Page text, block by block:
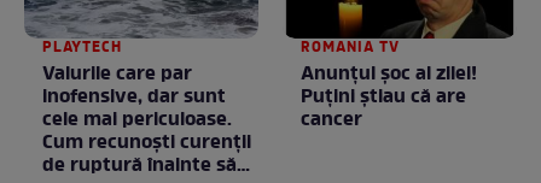
PLAYTECH
Valurile care par
inofensive, dar sunt
cele mai periculoase.
Cum recunoști curenții
de ruptură înainte să
ROMANIA TV
Anunţul şoc al zilei!
Puţini ştiau că are
cancer